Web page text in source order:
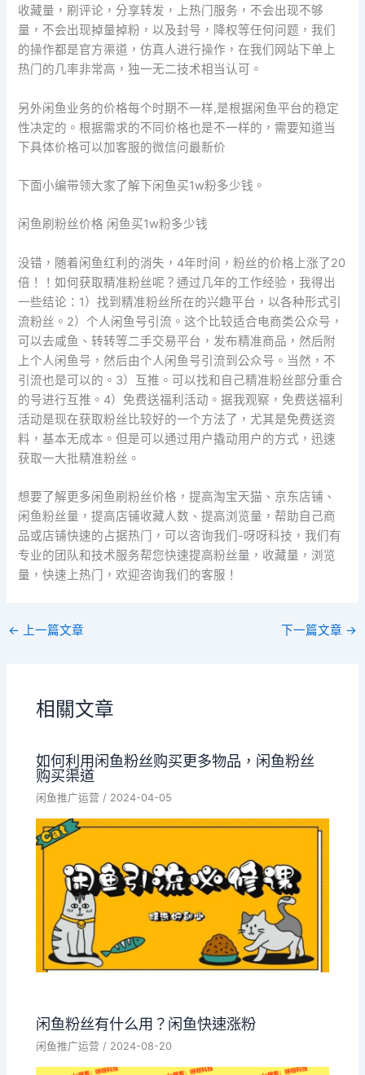
收藏量，刷评论，分享转发，上热门服务，不会出现不够
量，不会出现掉量掉粉，以及封号，降权等任何问题，我们
的操作都是官方渠道，仿真人进行操作，在我们网站下单上
热门的几率非常高，独一无二技术相当认可。
另外闲鱼业务的价格每个时期不一样,是根据闲鱼平台的稳定
性决定的。根据需求的不同价格也是不一样的，需要知道当
下具体价格可以加客服的微信问最新价
下面小编带领大家了解下闲鱼买1w粉多少钱。
闲鱼刷粉丝价格 闲鱼买1w粉多少钱
没错，随着闲鱼红利的消失，4年时间，粉丝的价格上涨了20
倍！！如何获取精准粉丝呢？通过几年的工作经验，我得出
一些结论：1）找到精准粉丝所在的兴趣平台，以各种形式引
流粉丝。2）个人闲鱼号引流。这个比较适合电商类公众号，
可以去咸鱼、转转等二手交易平台，发布精准商品，然后附
上个人闲鱼号，然后由个人闲鱼号引流到公众号。当然，不
引流也是可以的。3）互推。可以找和自己精准粉丝部分重合
的号进行互推。4）免费送福利活动。据我观察，免费送福利
活动是现在获取粉丝比较好的一个方法了，尤其是免费送资
料，基本无成本。但是可以通过用户撬动用户的方式，迅速
获取一大批精准粉丝。
想要了解更多闲鱼刷粉丝价格，提高淘宝天猫、京东店铺、
闲鱼粉丝量，提高店铺收藏人数、提高浏览量，帮助自己商
品或店铺快速的占据热门，可以咨询我们-呀呀科技，我们有
专业的团队和技术服务帮您快速提高粉丝量，收藏量，浏览
量，快速上热门，欢迎咨询我们的客服！
← 上一篇文章 下一篇文章 →
相關文章
如何利用闲鱼粉丝购买更多物品，闲鱼粉丝
购买渠道
闲鱼推广运营 / 2024-04-05
闲鱼粉丝有什么用？闲鱼快速涨粉
闲鱼推广运营 / 2024-08-20